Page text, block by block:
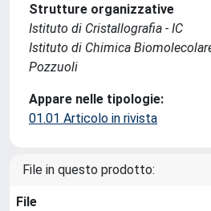
Strutture organizzative
Istituto di Cristallografia - IC
Istituto di Chimica
Pozzuoli
Appare nelle tipologie:
01.01 Articolo in rivista
File in questo prodotto:
File